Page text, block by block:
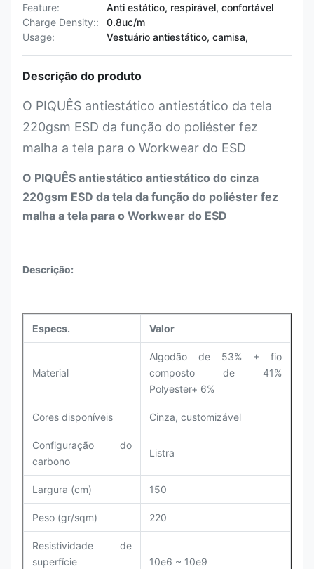
Feature:
Anti estático, respirável, confortável
Charge Density::
0.8uc/m
Usage:
Vestuário antiestático, camisa,
Descrição do produto
O PIQUÊS antiestático antiestático da tela
220gsm ESD da função do poliéster fez
malha a tela para o Workwear do ESD
O PIQUÊS antiestático antiestático do cinza
220gsm ESD da tela da função do poliéster fez
malha a tela para o Workwear do ESD
Descrição:
Especs. Valor
Material
Algodão de 53% + fio
composto de 41%
Polyester+ 6%
Cores disponíveis Cinza, customizável
Configuração do
carbono
Listra
Largura (cm) 150
Peso (gr/sqm) 220
Resistividade de
superfície
10e6 ~ 10e9